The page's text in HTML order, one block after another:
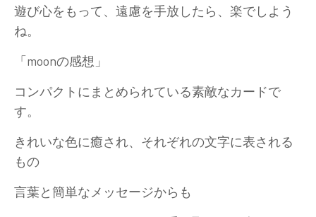
遊び心をもって、遠慮を手放したら、楽でしよう
ね。
「moonの感想」
コンパクトにまとめられている素敵なカードで
す。
きれいな色に癒され、それぞれの文字に表される
もの
言葉と簡単なメッセージからも